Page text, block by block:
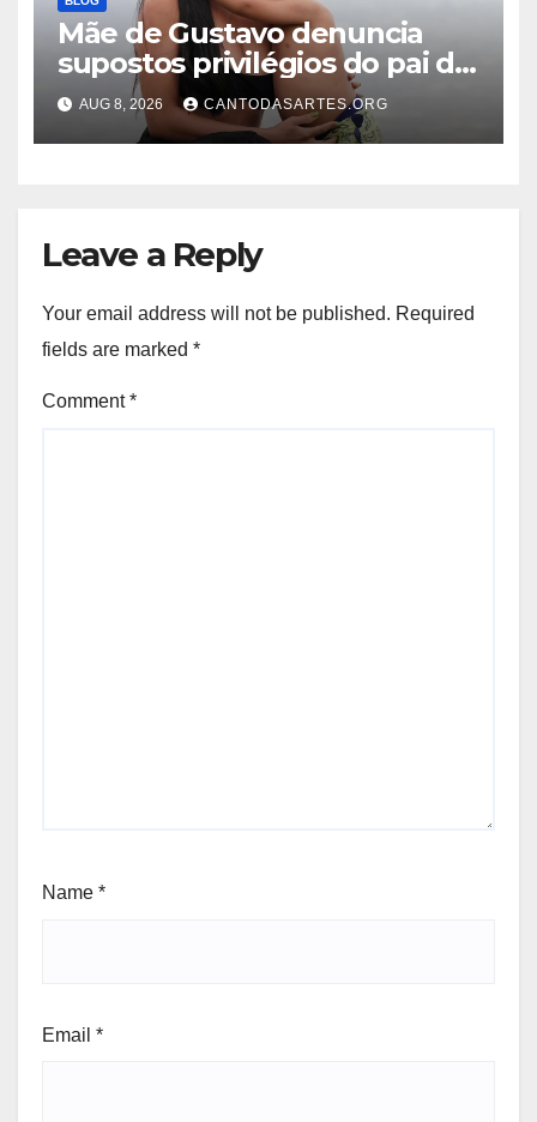
Mãe de Gustavo denuncia
supostos privilégios do pai do
menino na prisão: “Sendo
tratado como um rei”
AUG 8, 2026 CANTODASARTES.ORG
Leave a Reply
Your email address will not be published. Required
fields are marked *
Comment*
Name *
Email *